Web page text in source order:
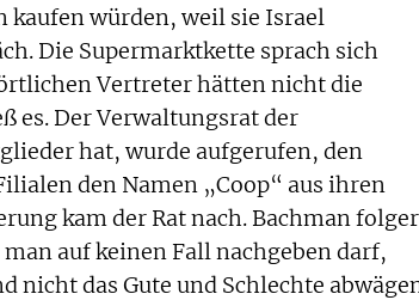
kaufen würden, weil sie Israel
Die Supermarktkette sprach sich
Vertreter hätten nicht die
es. Der Verwaltungsrat der
hat, wurde aufgerufen, den
den Namen „Coop“ aus ihren
kam der Rat nach. Bachman
auf keinen Fall nachgeben darf,
nicht das Gute und Schlechte